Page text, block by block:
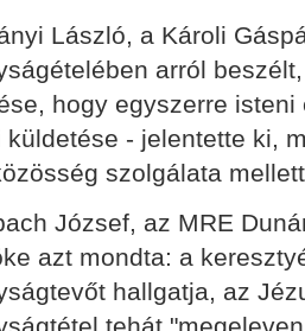
László, a Károli
arról
hogy egyszerre
küldetése - jelentette ki,
szolgálata
József, az MRE
azt mondta: a
hallgatja, az